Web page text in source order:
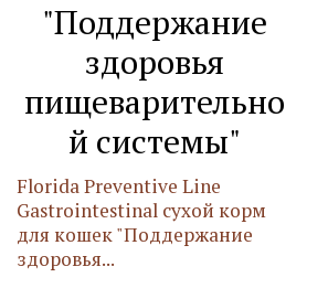
"Поддержание
здоровья
пищеварительно
й системы"
Florida Preventive Line
Gastrointestinal сухой корм
для кошек "Поддержание
здоровья...